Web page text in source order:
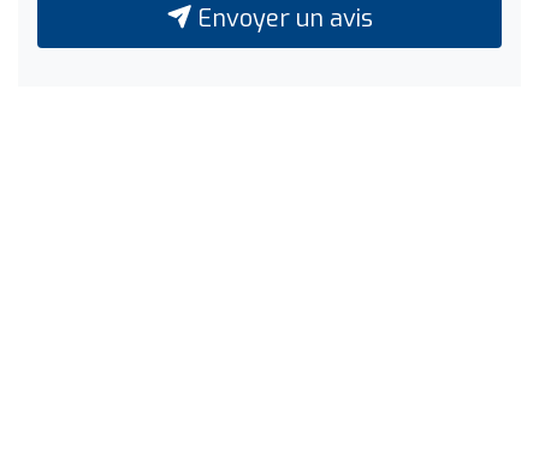
Envoyer un avis